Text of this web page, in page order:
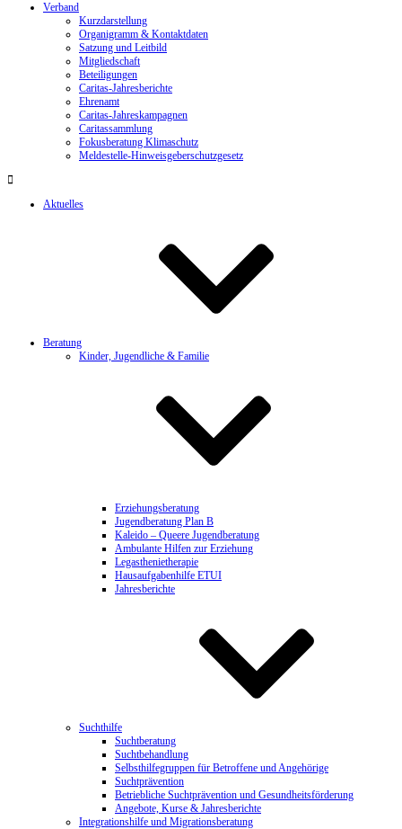
Verband
Kurzdarstellung
Organigramm & Kontaktdaten
Satzung und Leitbild
Mitgliedschaft
Beteiligungen
Caritas-Jahresberichte
Ehrenamt
Caritas-Jahreskampagnen
Caritassammlung
Fokusberatung Klimaschutz
Meldestelle-Hinweisgeberschutzgesetz
Aktuelles
Beratung
Kinder, Jugendliche & Familie
Erziehungsberatung
Jugendberatung Plan B
Kaleido – Queere Jugendberatung
Ambulante Hilfen zur Erziehung
Legasthenietherapie
Hausaufgabenhilfe ETUI
Jahresberichte
Suchthilfe
Suchtberatung
Suchtbehandlung
Selbsthilfegruppen für Betroffene und Angehörige
Suchtprävention
Betriebliche Suchtprävention und Gesundheitsförderung
Angebote, Kurse & Jahresberichte
Integrationshilfe und Migrationsberatung